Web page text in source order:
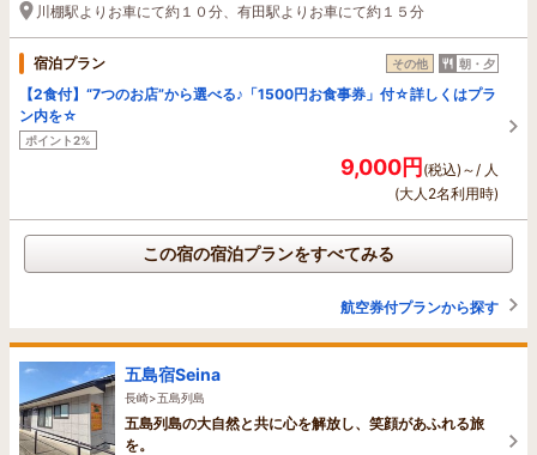
川棚駅よりお車にて約１０分、有田駅よりお車にて約１５分
宿泊プラン その他 朝・夕
【2食付】“7つのお店”から選べる♪「1500円お食事券」付☆詳しくはプラ
ン内を☆
ポイント2%
9,000円(税込)～/ 人
(大人2名利用時)
この宿の宿泊プランをすべてみる
航空券付プランから探す
五島宿Seina
長崎>五島列島
五島列島の大自然と共に心を解放し、笑顔があふれる旅
を。